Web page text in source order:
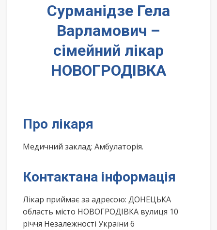
Сурманідзе Гела
Варламович –
сімейний лікар
НОВОГРОДІВКА
Про лікаря
Медичний заклад: Амбулаторія.
Контактана інформація
Лікар приймає за адресою: ДОНЕЦЬКА
область місто НОВОГРОДІВКА вулиця 10
річчя Незалежності України 6